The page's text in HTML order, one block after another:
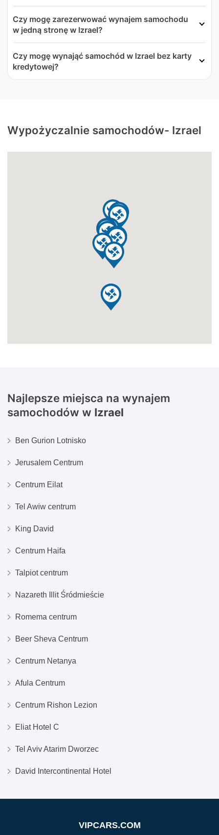
Czy mogę zarezerwować wynajem samochodu
w jedną stronę w Izrael?
Czy mogę wynająć samochód w Izrael bez karty
kredytowej?
Wypożyczalnie samochodów- Izrael
Najlepsze miejsca na wynajem
samochodów w Izrael
Ben Gurion Lotnisko
Jerusalem Centrum
Centrum Eilat
Tel Awiw centrum
King David
Centrum Haifa
Talpiot centrum
Nazareth Illit Śródmieście
Romema centrum
Beer Sheva Centrum
Centrum Netanya
Afula Centrum
Centrum Rishon Lezion
Eliat Hotel C
Tel Aviv Atarim Dworzec
David Intercontinental Hotel
VIPCARS.COM